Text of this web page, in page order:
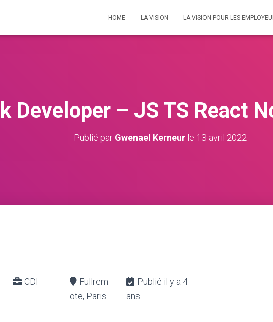
HOME LA VISION LA VISION POUR LES
Developer – JS TS React
Publié par Gwenael Kerneur le 13 avril 2022
CDI
Fullrem
ote, Paris
Publié il y a 4
ans